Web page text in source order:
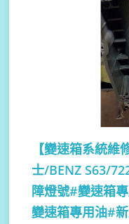
【變速箱系統維
士/BENZ S63/
障燈號#變速箱
變速箱專用油#